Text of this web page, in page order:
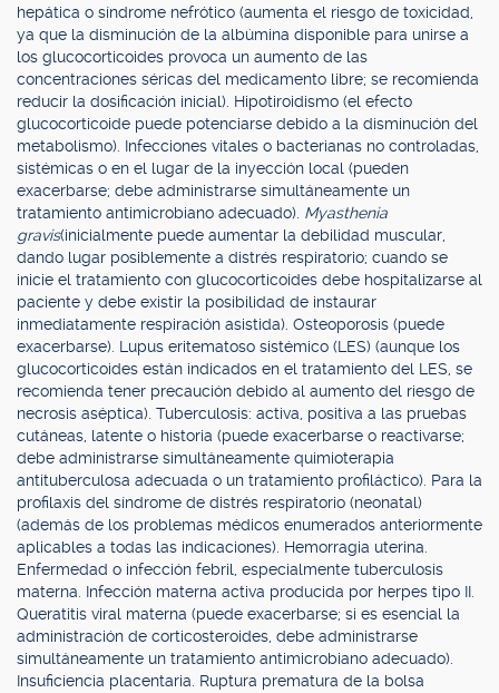
hepática o síndrome nefrótico (aumenta el riesgo de toxicidad,
ya que la disminución de la albúmina disponible para unirse a
los glucocorticoides provoca un aumento de las
concentraciones séricas del medicamento libre; se recomienda
reducir la dosificación inicial). Hipotiroidismo (el efecto
glucocorticoide puede potenciarse debido a la disminución del
metabolismo). Infecciones vitales o bacterianas no controladas,
sistémicas o en el lugar de la inyección local (pueden
exacerbarse; debe administrarse simultáneamente un
tratamiento antimicrobiano adecuado). Myasthenia
gravis(inicialmente puede aumentar la debilidad muscular,
dando lugar posiblemente a distrés respiratorio; cuando se
inicie el tratamiento con glucocorticoides debe hospitalizarse al
paciente y debe existir la posibilidad de instaurar
inmediatamente respiración asistida). Osteoporosis (puede
exacerbarse). Lupus eritematoso sistémico (LES) (aunque los
glucocorticoides están indicados en el tratamiento del LES, se
recomienda tener precaución debido al aumento del riesgo de
necrosis aséptica). Tuberculosis: activa, positiva a las pruebas
cutáneas, latente o historia (puede exacerbarse o reactivarse;
debe administrarse simultáneamente quimioterapia
antituberculosa adecuada o un tratamiento profiláctico). Para la
profilaxis del síndrome de distrés respiratorio (neonatal)
(además de los problemas médicos enumerados anteriormente
aplicables a todas las indicaciones). Hemorragia uterina.
Enfermedad o infección febril, especialmente tuberculosis
materna. Infección materna activa producida por herpes tipo II.
Queratitis viral materna (puede exacerbarse; si es esencial la
administración de corticosteroides, debe administrarse
simultáneamente un tratamiento antimicrobiano adecuado).
Insuficiencia placentaria. Ruptura prematura de la bolsa